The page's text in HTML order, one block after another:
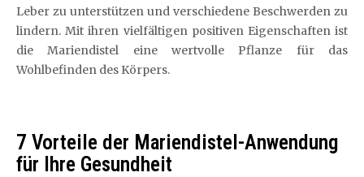
Leber zu unterstützen und verschiedene Beschwerden zu
lindern. Mit ihren vielfältigen positiven Eigenschaften ist
die Mariendistel eine wertvolle Pflanze für das
Wohlbefinden des Körpers.
7 Vorteile der Mariendistel-Anwendung
für Ihre Gesundheit